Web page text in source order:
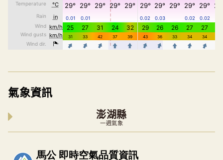
氣象資訊
澎湖縣
一週氣象
內嵌空氣品質小工具為視覺預覽，完整即時空